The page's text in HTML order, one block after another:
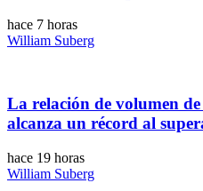
hace 7 horas
William Suberg
La relación de volumen
alcanza un récord al
hace 19 horas
William Suberg